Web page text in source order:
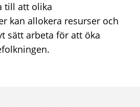
till att olika
kan allokera resurser och
sätt arbeta för att öka